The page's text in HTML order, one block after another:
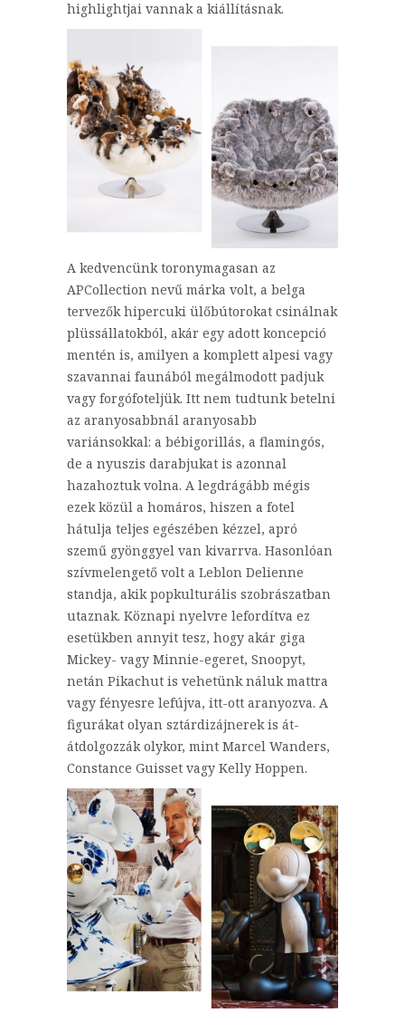
highlightjai vannak a kiállításnak.
A kedvencünk toronymagasan az
APCollection nevű márka volt, a belga
tervezők hipercuki ülőbútorokat csinálnak
plüssállatokból, akár egy adott koncepció
mentén is, amilyen a komplett alpesi vagy
szavannai faunából megálmodott padjuk
vagy forgófoteljük. Itt nem tudtunk betelni
az aranyosabbnál aranyosabb
variánsokkal: a bébigorillás, a flamingós,
de a nyuszis darabjukat is azonnal
hazahoztuk volna. A legdrágább mégis
ezek közül a homáros, hiszen a fotel
hátulja teljes egészében kézzel, apró
szemű gyönggyel van kivarrva. Hasonlóan
szívmelengető volt a Leblon Delienne
standja, akik popkulturális szobrászatban
utaznak. Köznapi nyelvre lefordítva ez
esetükben annyit tesz, hogy akár giga
Mickey- vagy Minnie-egeret, Snoopyt,
netán Pikachut is vehetünk náluk mattra
vagy fényesre lefújva, itt-ott aranyozva. A
figurákat olyan sztárdizájnerek is át-
átdolgozzák olykor, mint Marcel Wanders,
Constance Guisset vagy Kelly Hoppen.